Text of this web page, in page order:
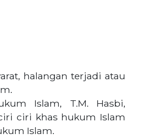
halangan terjadi atau
Islam, T.M. Hasbi,
ciri khas hukum Islam
Islam.